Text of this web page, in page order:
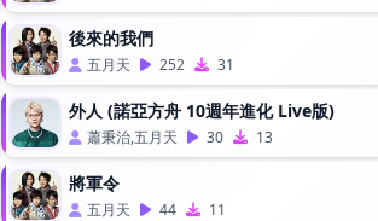
後來的我們
五月天 252 31
外人 (諾亞方舟 10週年進化 Live版)
蕭秉治,五月天 30 13
將軍令
五月天 44 11